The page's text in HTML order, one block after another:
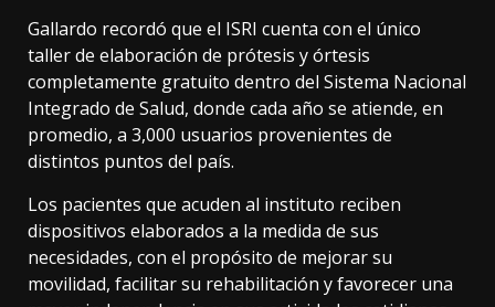
Gallardo recordó que el ISRI cuenta con el único
taller de elaboración de prótesis y órtesis
completamente gratuito dentro del Sistema Nacional
Integrado de Salud, donde cada año se atiende, en
promedio, a 3,000 usuarios provenientes de
distintos puntos del país.
Los pacientes que acuden al instituto reciben
dispositivos elaborados a la medida de sus
necesidades, con el propósito de mejorar su
movilidad, facilitar su rehabilitación y favorecer una